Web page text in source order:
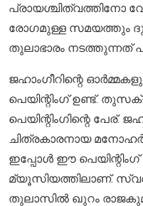
പ്രായശ്ചിത്വത്തിനോ
രോഗമുള്ള സമയത്തും
തുലാഭാരം നടത്തുന്നത്
ജഹാംഗീറിന്റെ
പെയിന്റിംഗ് ഉണ്ട്.
പെയിന്റിംഗിന്റെ പേര്.
ചിത്രകാരനായ മനോഹർ
ഇപ്പോൾ ഈ പെയിന്റിംഗ്
മ്യൂസിയത്തിലാണ്.
തുലാസിൽ ഖുറം